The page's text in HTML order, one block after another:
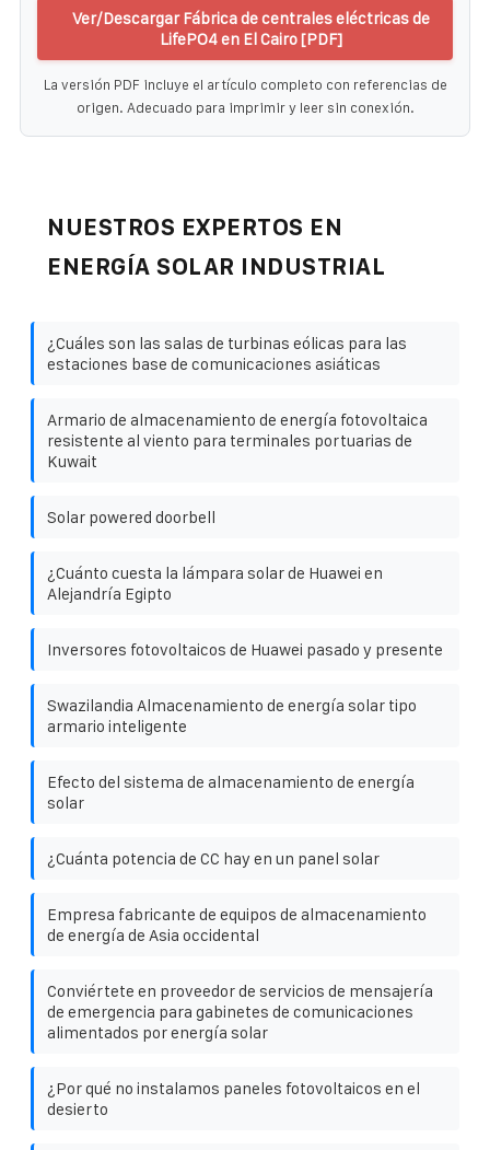
Ver/Descargar Fábrica de centrales eléctricas de
LifePO4 en El Cairo [PDF]
La versión PDF incluye el artículo completo con referencias de
origen. Adecuado para imprimir y leer sin conexión.
NUESTROS EXPERTOS EN
ENERGÍA SOLAR INDUSTRIAL
¿Cuáles son las salas de turbinas eólicas para las
estaciones base de comunicaciones asiáticas
Armario de almacenamiento de energía fotovoltaica
resistente al viento para terminales portuarias de
Kuwait
Solar powered doorbell
¿Cuánto cuesta la lámpara solar de Huawei en
Alejandría Egipto
Inversores fotovoltaicos de Huawei pasado y presente
Swazilandia Almacenamiento de energía solar tipo
armario inteligente
Efecto del sistema de almacenamiento de energía
solar
¿Cuánta potencia de CC hay en un panel solar
Empresa fabricante de equipos de almacenamiento
de energía de Asia occidental
Conviértete en proveedor de servicios de mensajería
de emergencia para gabinetes de comunicaciones
alimentados por energía solar
¿Por qué no instalamos paneles fotovoltaicos en el
desierto